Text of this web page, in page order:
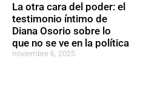
La otra cara del poder: el
testimonio íntimo de
Diana Osorio sobre lo
que no se ve en la política
noviembre 6, 2025